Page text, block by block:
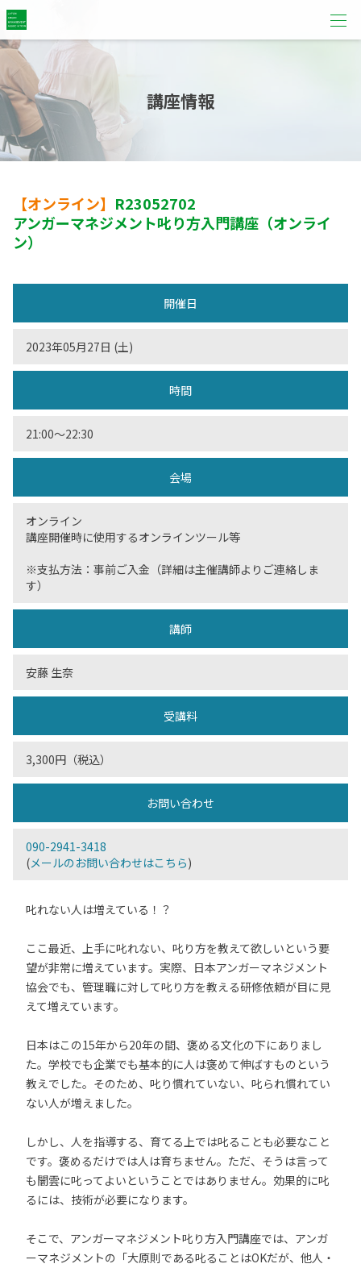
講座情報
【オンライン】 R23052702
アンガーマネジメント叱り方入門講座（オンライ
ン）
開催日
2023年05月27日 (土)
時間
21:00〜22:30
会場
オンライン
講座開催時に使用するオンラインツール等
※支払方法：事前ご入金（詳細は主催講師よりご連絡しま
す）
講師
安藤 生奈
受講料
3,300円（税込）
お問い合わせ
090-2941-3418
(メールのお問い合わせはこちら)
叱れない人は増えている！？
ここ最近、上手に叱れない、叱り方を教えて欲しいという要
望が非常に増えています。実際、日本アンガーマネジメント
協会でも、管理職に対して叱り方を教える研修依頼が目に見
えて増えています。
日本はこの15年から20年の間、褒める文化の下にありまし
た。学校でも企業でも基本的に人は褒めて伸ばすものという
教えでした。そのため、叱り慣れていない、叱られ慣れてい
ない人が増えました。
しかし、人を指導する、育てる上では叱ることも必要なこと
です。褒めるだけでは人は育ちません。ただ、そうは言って
も闇雲に叱ってよいということではありません。効果的に叱
るには、技術が必要になります。
そこで、アンガーマネジメント叱り方入門講座では、アンガ
ーマネジメントの「大原則である叱ることはOKだが、他人・